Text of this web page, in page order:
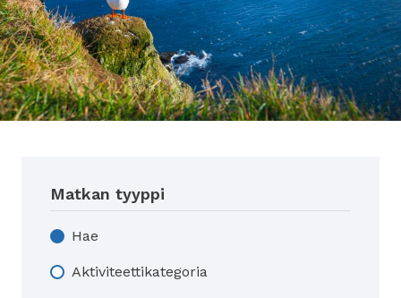
Matkan tyyppi
Hae
Aktiviteettikategoria